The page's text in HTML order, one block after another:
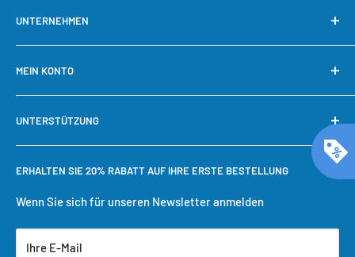
UNTERNEHMEN
Über uns
Kontaktieren Sie uns
Unsere Garantie
Warum bei Cool Toner kaufen?
MEIN KONTO
Mein Konto
Schnelle Nachbestellung
Bestellung verfolgen
Einkaufswagen
Benutzerkonto erstellen
UNTERSTÜTZUNG
Benötigen Sie Hilfe?
Versandbedingungen
Rückgaberecht
Servicebedingungen
ERHALTEN SIE 20% RABATT AUF IHRE ERSTE BESTELLUNG
Wenn Sie sich für unseren Newsletter anmelden
Ihre E-Mail